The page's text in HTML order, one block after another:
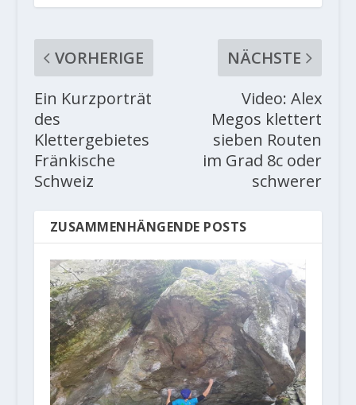
VORHERIGE
Ein Kurzporträt
des
Klettergebietes
Fränkische
Schweiz
NÄCHSTE
Video: Alex
Megos klettert
sieben Routen
im Grad 8c oder
schwerer
ZUSAMMENHÄNGENDE POSTS